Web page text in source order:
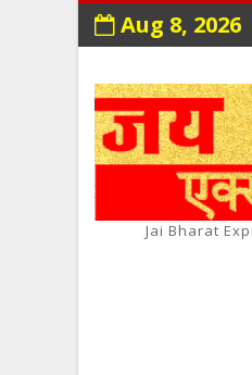
Aug 8, 2026
Jai Bharat